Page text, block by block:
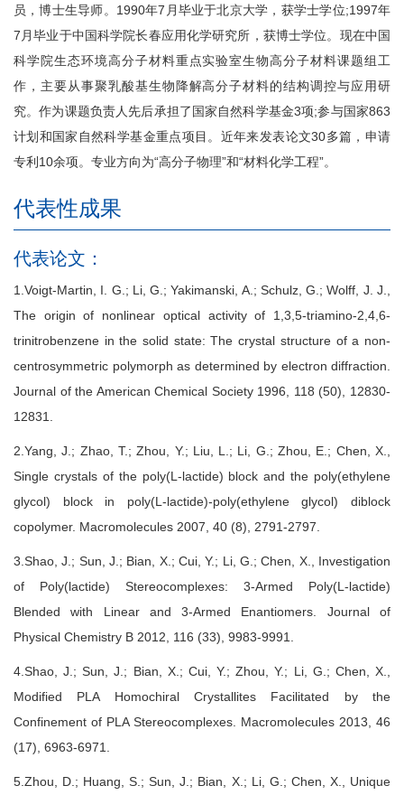
员，博士生导师。1990年7月毕业于北京大学，获学士学位;1997年
7月毕业于中国科学院长春应用化学研究所，获博士学位。现在中国
科学院生态环境高分子材料重点实验室生物高分子材料课题组工
作，主要从事聚乳酸基生物降解高分子材料的结构调控与应用研
究。作为课题负责人先后承担了国家自然科学基金3项;参与国家863
计划和国家自然科学基金重点项目。近年来发表论文30多篇，申请
专利10余项。专业方向为“高分子物理”和“材料化学工程”。
代表性成果
代表论文：
1.Voigt-Martin, I. G.; Li, G.; Yakimanski, A.; Schulz, G.; Wolff, J. J.,
The origin of nonlinear optical activity of 1,3,5-triamino-2,4,6-
trinitrobenzene in the solid state: The crystal structure of a non-
centrosymmetric polymorph as determined by electron diffraction.
Journal of the American Chemical Society 1996, 118 (50), 12830-
12831.
2.Yang, J.; Zhao, T.; Zhou, Y.; Liu, L.; Li, G.; Zhou, E.; Chen, X.,
Single crystals of the poly(L-lactide) block and the poly(ethylene
glycol) block in poly(L-lactide)-poly(ethylene glycol) diblock
copolymer. Macromolecules 2007, 40 (8), 2791-2797.
3.Shao, J.; Sun, J.; Bian, X.; Cui, Y.; Li, G.; Chen, X., Investigation
of Poly(lactide) Stereocomplexes: 3-Armed Poly(L-lactide)
Blended with Linear and 3-Armed Enantiomers. Journal of
Physical Chemistry B 2012, 116 (33), 9983-9991.
4.Shao, J.; Sun, J.; Bian, X.; Cui, Y.; Zhou, Y.; Li, G.; Chen, X.,
Modified PLA Homochiral Crystallites Facilitated by the
Confinement of PLA Stereocomplexes. Macromolecules 2013, 46
(17), 6963-6971.
5.Zhou, D.; Huang, S.; Sun, J.; Bian, X.; Li, G.; Chen, X., Unique